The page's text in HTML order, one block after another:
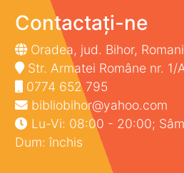
Contactați-ne
Oradea, jud. Bihor,
Str. Armatei Române nr. 1/
0774 652 795
bibliobihor@yahoo.com
Lu-Vi: 08:00 - 20:00;
Dum: închis